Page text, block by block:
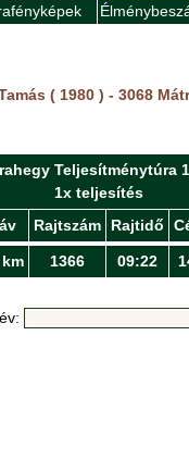
( 1980 ) - 3068
Teljesítménytúra
1x teljesítés
Rajtszám Rajtidő
km 1366 09:22